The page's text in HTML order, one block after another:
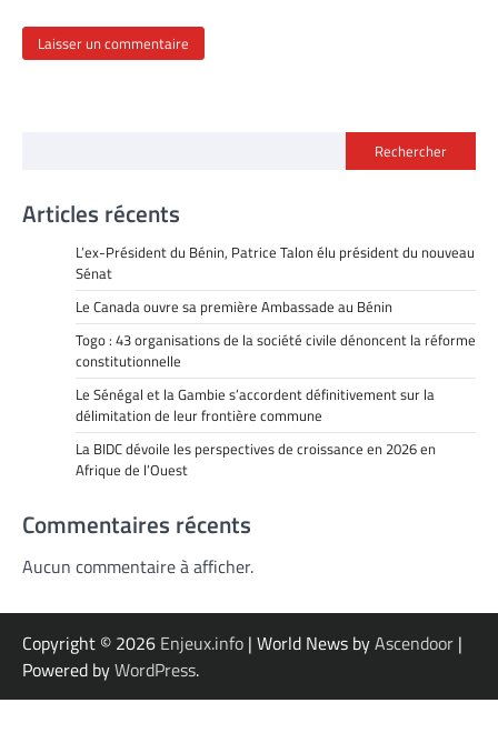
Rechercher
Articles récents
L’ex-Président du Bénin, Patrice Talon élu président du nouveau
Sénat
Le Canada ouvre sa première Ambassade au Bénin
Togo : 43 organisations de la société civile dénoncent la réforme
constitutionnelle
Le Sénégal et la Gambie s’accordent définitivement sur la
délimitation de leur frontière commune
La BIDC dévoile les perspectives de croissance en 2026 en
Afrique de l’Ouest
Commentaires récents
Aucun commentaire à afficher.
Copyright © 2026 Enjeux.info | World News byAscendoor |
Powered byWordPress.